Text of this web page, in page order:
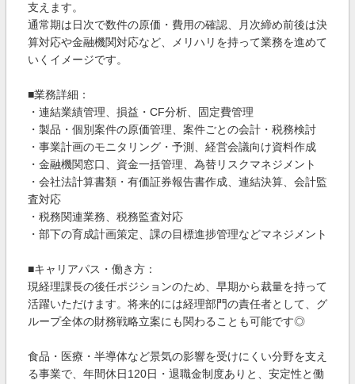
支えます。
通常期は日次で数件の原価・費用の確認、月次締め前後は決
算対応や金融機関対応など、メリハリを持って業務を進めて
いくイメージです。
■業務詳細：
・連結業績管理、損益・CF分析、固定費管理
・製品・個別案件の原価管理、案件ごとの会計・税務検討
・事業計画のモニタリング・予測、経営会議向け資料作成
・金融機関窓口、資金一括管理、為替リスクマネジメント
・会社法計算書類・有価証券報告書作成、連結決算、会計監
査対応
・税務関連業務、税務監査対応
・部下の育成計画策定、課の目標進捗管理などマネジメント
■キャリアパス・働き方：
現経理課長の後任ポジションのため、早期から裁量を持って
活躍いただけます。将来的には経理部門の責任者として、グ
ループ全体の財務戦略立案にも関わることも可能です◎
食品・医療・半導体など景気の影響を受けにくい分野を支え
る事業で、年間休日120日・退職金制度ありと、安定性と働